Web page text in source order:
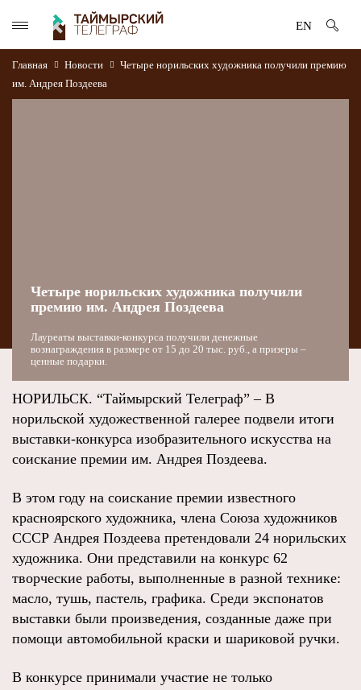
EN
Главная Новости
Четыре норильских художника получили премию
им. Андрея Поздеева
Четыре норильских художника получили
премию им. Андрея Поздеева
Лауреаты выставки-конкурса получили денежные
вознаграждения в размере от 15 до 20 тыс. руб., а призеры –
ценные подарки.
НОРИЛЬСК. “Таймырский Телеграф” – В
норильской художественной галерее подвели итоги
выставки-конкурса изобразительного искусства на
соискание премии им. Андрея Поздеева.
В этом году на соискание премии известного
красноярского художника, члена Союза художников
СССР Андрея Поздеева претендовали 24 норильских
художника. Они представили на конкурс 62
творческие работы, выполненные в разной технике:
масло, тушь, пастель, графика. Среди экспонатов
выставки были произведения, созданные даже при
помощи автомобильной краски и шариковой ручки.
В конкурсе принимали участие не только